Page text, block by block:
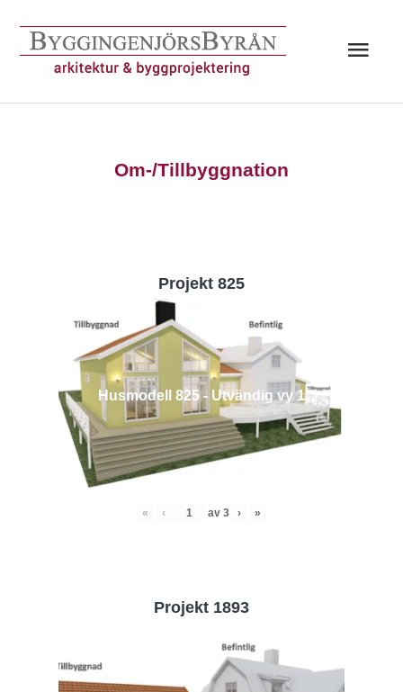
innehåll
Om-/Tillbyggnation
Projekt 825
Husmodell 825 - Utvändig vy 1
« ‹ av 3 › »
Projekt 1893